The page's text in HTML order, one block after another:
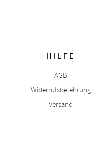
HILFE
AGB
Widerrufsbelehrung
Versand